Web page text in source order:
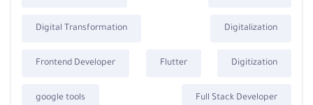
Digitalization
Digital Transformation
Digitization
Flutter
Frontend Developer
Full Stack Developer
google tools